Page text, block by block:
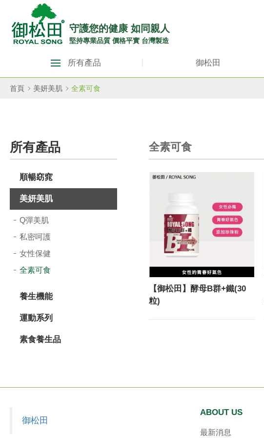
松
田
康
館
ROYAL
SONG
守護您的健康 如同親人
堅持專業品質 價格平實 台灣製造
田
生
活
館
ROYAL
SONG::
主
導
覽
選
所有產品 御松田
首頁 美妍美肌 全素可食
所有產品
順暢窈窕
美妍美肌
Q彈美肌
私密呵護
女性保健
全素可食
養生機能
運動系列
素食養生品
全素可食
【御松田】酵母B群+鐵(30
粒)
御松田
ABOUT US
最新消息